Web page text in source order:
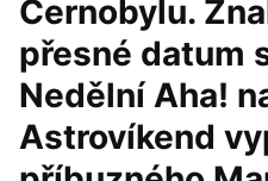
Černobylu.
přesné datum
Nedělní Aha!
Astrovíkend